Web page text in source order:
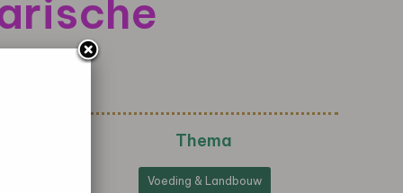
Thema
Voeding & Landbouw